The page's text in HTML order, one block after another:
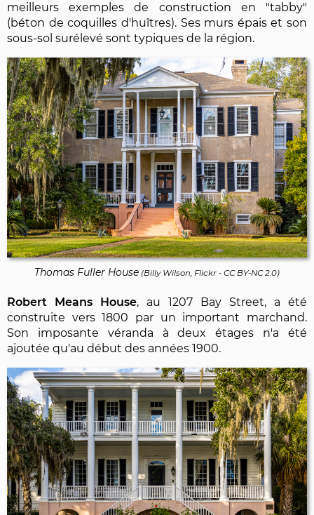
meilleurs exemples de construction en "tabby"
(béton de coquilles d'huîtres). Ses murs épais et son
sous-sol surélevé sont typiques de la région.
Thomas Fuller House (Billy Wilson, Flickr - CC BY-NC 2.0)
Robert Means House, au 1207 Bay Street, a été
construite vers 1800 par un important marchand.
Son imposante véranda à deux étages n'a été
ajoutée qu'au début des années 1900.